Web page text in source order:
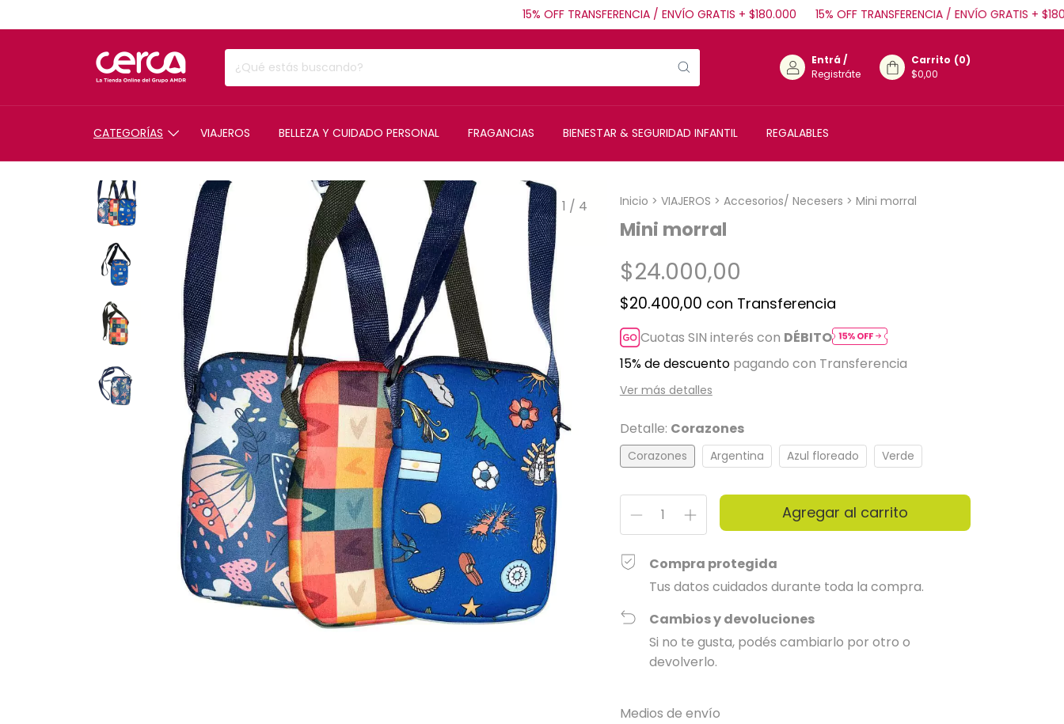
15% OFF TRANSFERENCIA / ENVÍO GRATIS + $180.000 15% OFF TRANSFERENCIA / ENVÍO GRATIS +
Entrá /
Registráte
Carrito (0)
$0,00
CATEGORÍAS VIAJEROS BELLEZA Y CUIDADO PERSONAL FRAGANCIAS BIENESTAR & SEGURIDAD INFANTIL REGALABLES
1 / 4 Inicio > VIAJEROS > Accesorios/ Necesers > Mini morral
Mini morral
$24.000,00
$20.400,00 con Transferencia
Cuotas SIN interés con DÉBITO
15% de descuentopagando con Transferencia
Ver más detalles
Detalle: Corazones
Corazones Argentina Azul floreado Verde
Compra protegida
Tus datos cuidados durante toda la compra.
Cambios y devoluciones
Si no te gusta, podés cambiarlo por otro o
devolverlo.
Entregas para el CP:
Medios de envío